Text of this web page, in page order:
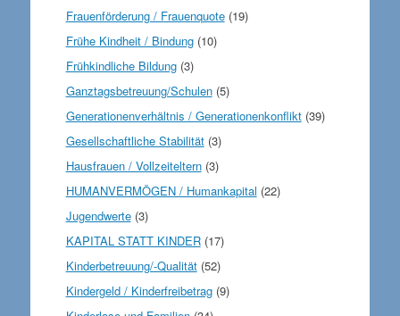
Frauenförderung / Frauenquote(19)
Frühe Kindheit / Bindung(10)
Frühkindliche Bildung(3)
Ganztagsbetreuung/Schulen(5)
Generationenverhältnis / Generationenkonflikt(39)
Gesellschaftliche Stabilität(3)
Hausfrauen / Vollzeiteltern(3)
HUMANVERMÖGEN / Humankapital (22)
Jugendwerte(3)
KAPITAL STATT KINDER(17)
Kinderbetreuung/-Qualität(52)
Kindergeld / Kinderfreibetrag(9)